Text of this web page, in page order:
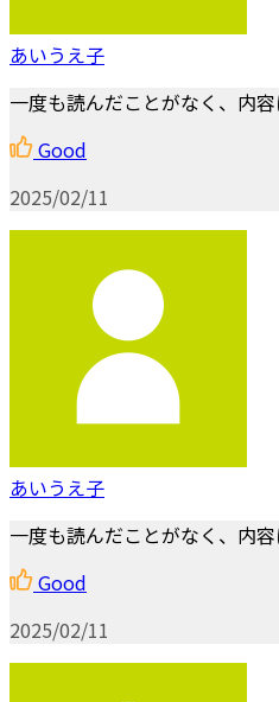
あいうえ子
一度も読んだことがなく、内
Good
2025/02/11
あいうえ子
一度も読んだことがなく、内
Good
2025/02/11